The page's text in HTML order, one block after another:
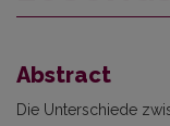
Abstract
Die Unterschiede